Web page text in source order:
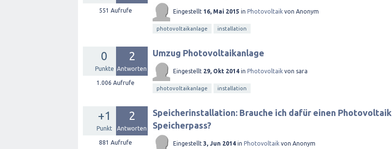
551 Aufrufe Eingestellt 16, Mai 2015 in Photovoltaik von Anonym
photovoltaikanlage installation
0
Punkte
2
Antworten
1.006 Aufrufe
Umzug Photovoltaikanlage
Eingestellt 29, Okt 2014 in Photovoltaik von sara
photovoltaikanlage installation
+1
Punkt
2
Antworten
881 Aufrufe
Speicherinstallation: Brauche ich dafür einen Photovoltaik
Speicherpass?
Eingestellt 3, Jun 2014 in Photovoltaik von Anonym